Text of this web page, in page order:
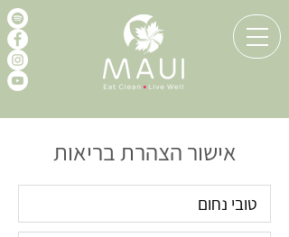
אישור הצהרת בריאות